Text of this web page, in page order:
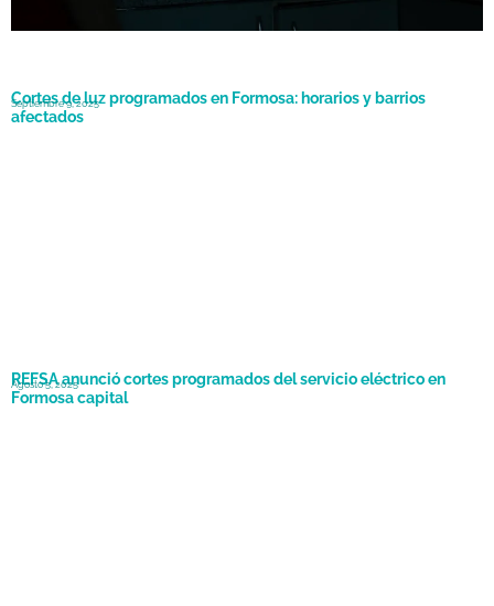
Cortes de luz programados en Formosa: horarios y barrios
afectados
Septiembre 9, 2025
REFSA anunció cortes programados del servicio eléctrico en
Formosa capital
Agosto 5, 2025